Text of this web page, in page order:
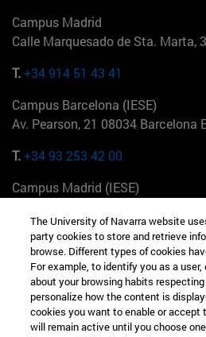
Campus Madrid
Calle Marquesado de Sta. Marta,
T.+34 914 51 43 41
Campus Barcelona (IESE)
Av. Pearson, 21 08034 Barcelona
T.+34 93 253 42 00
Campus Madrid (IESE)
+34 912 11 30 00
Campus Nueva York (IESE)
165 W 57th St 10019-2201 Nueva
+1 646 346 8850
The University of Navarra website
party cookies to store and retrieve
browse. Different types of cookies
For example, to identify you as a
about your browsing habits
personalize how the content is
cookies you want to enable or accept
will remain active until you choose